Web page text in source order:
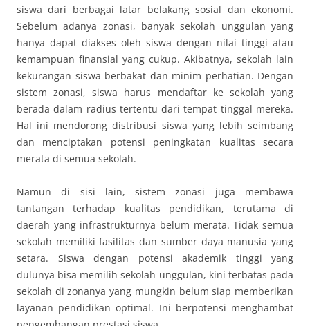
siswa dari berbagai latar belakang sosial dan ekonomi.
Sebelum adanya zonasi, banyak sekolah unggulan yang
hanya dapat diakses oleh siswa dengan nilai tinggi atau
kemampuan finansial yang cukup. Akibatnya, sekolah lain
kekurangan siswa berbakat dan minim perhatian. Dengan
sistem zonasi, siswa harus mendaftar ke sekolah yang
berada dalam radius tertentu dari tempat tinggal mereka.
Hal ini mendorong distribusi siswa yang lebih seimbang
dan menciptakan potensi peningkatan kualitas secara
merata di semua sekolah.
Namun di sisi lain, sistem zonasi juga membawa
tantangan terhadap kualitas pendidikan, terutama di
daerah yang infrastrukturnya belum merata. Tidak semua
sekolah memiliki fasilitas dan sumber daya manusia yang
setara. Siswa dengan potensi akademik tinggi yang
dulunya bisa memilih sekolah unggulan, kini terbatas pada
sekolah di zonanya yang mungkin belum siap memberikan
layanan pendidikan optimal. Ini berpotensi menghambat